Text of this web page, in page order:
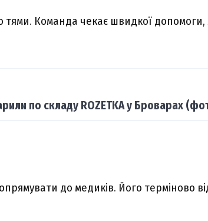
тями. Команда чекає швидкої
по складу ROZETKA у Броварах
до медиків. Його терміново